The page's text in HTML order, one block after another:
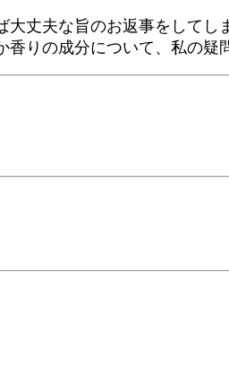
丈夫な旨のお返事をしてし
香りの成分について、私の疑